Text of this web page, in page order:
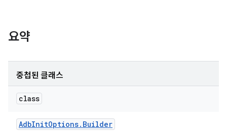
요약
중첩된 클래스
class
AdbInitOptions. Builder